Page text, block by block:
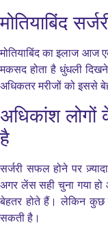
मोतियाबिंद
मोतियाबिंद का इलाज आज
मकसद होता है धुंधली
अधिकतर मरीजों को इससे
अधिकांश लोगों
है
सर्जरी सफल होने पर
अगर लेंस सही चुना गया
बेहतर होते हैं। लेकिन कुछ
सकती है।